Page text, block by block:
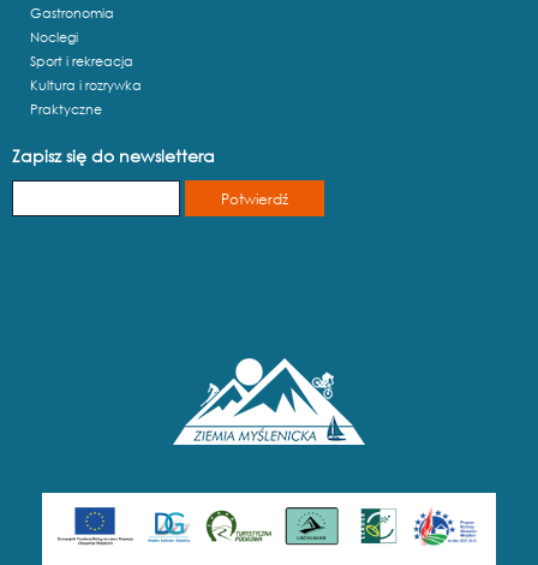
Gastronomia
Noclegi
Sport i rekreacja
Kultura i rozrywka
Praktyczne
Zapisz się do newslettera